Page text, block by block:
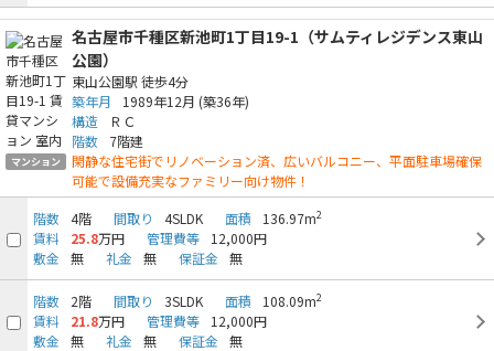
マンション
名古屋市千種区新池町1丁目19-1（サムティレジデンス東山
公園）
東山公園駅 徒歩4分
築年月
1989年12月 (築36年)
構造
ＲＣ
階数
7階建
閑静な住宅街でリノベーション済、広いバルコニー、平面駐車場確保
可能で設備充実なファミリー向け物件！
階数 4階 間取り 4SLDK 面積 136.97m2
賃料 25.8万円 管理費等
12,000円
敷金
無 礼金 無 保証金 無
階数 2階 間取り 3SLDK 面積 108.09m2
賃料 21.8万円 管理費等
12,000円
敷金
無 礼金 無 保証金 無